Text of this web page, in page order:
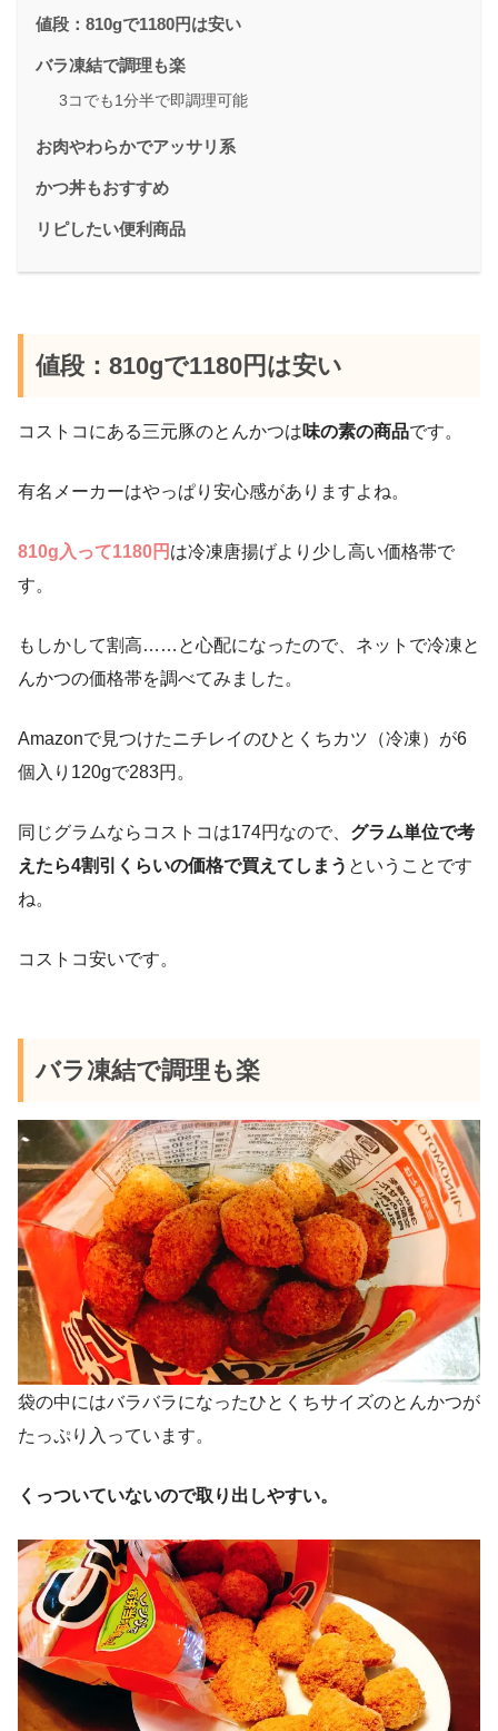
値段：810gで1180円は安い
バラ凍結で調理も楽
3コでも1分半で即調理可能
お肉やわらかでアッサリ系
かつ丼もおすすめ
リピしたい便利商品
値段：810gで1180円は安い
コストコにある三元豚のとんかつは味の素の商品です。
有名メーカーはやっぱり安心感がありますよね。
810g入って1180円 は冷凍唐揚げより少し高い価格帯で
す。
もしかして割高……と心配になったので、ネットで冷凍と
んかつの価格帯を調べてみました。
Amazonで見つけたニチレイのひとくちカツ（冷凍）が6
個入り120gで283円。
同じグラムならコストコは174円なので、 グラム単位で考
えたら4割引くらいの価格で買えてしまう ということです
ね。
コストコ安いです。
バラ凍結で調理も楽
袋の中にはバラバラになったひとくちサイズのとんかつが
たっぷり入っています。
くっついていないので取り出しやすい。